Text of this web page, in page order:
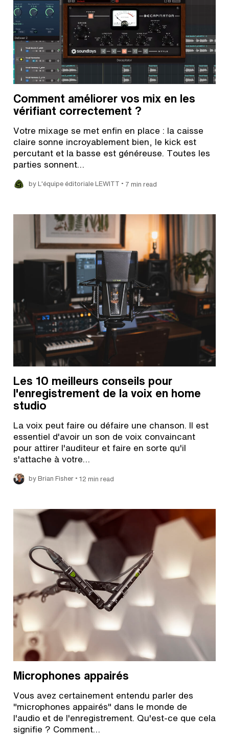
Comment améliorer vos mix en les
vérifiant correctement ?
Votre mixage se met enfin en place : la caisse
claire sonne incroyablement bien, le kick est
percutant et la basse est généreuse. Toutes les
parties sonnent…
by L'équipe éditoriale LEWITT • 7 min read
Les 10 meilleurs conseils pour
l'enregistrement de la voix en home
studio
La voix peut faire ou défaire une chanson. Il est
essentiel d'avoir un son de voix convaincant
pour attirer l'auditeur et faire en sorte qu'il
s'attache à votre…
by Brian Fisher • 12 min read
Microphones appairés
Vous avez certainement entendu parler des
"microphones appairés" dans le monde de
l'audio et de l'enregistrement. Qu'est-ce que cela
signifie ? Comment…